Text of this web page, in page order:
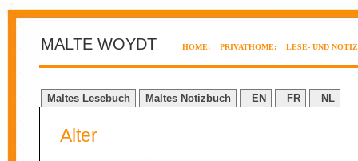
MALTE WOYDT HOME: PRIVATHOME: LESE- UND
Maltes Lesebuch Maltes Notizbuch _EN _FR _NL
Alter